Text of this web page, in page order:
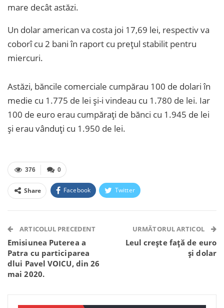
mare decât astăzi.
Un dolar american va costa joi 17,69 lei, respectiv va
coborî cu 2 bani în raport cu prețul stabilit pentru
miercuri.
Astăzi, băncile comerciale cumpărau 100 de dolari în
medie cu 1.775 de lei și-i vindeau cu 1.780 de lei. Iar
100 de euro erau cumpărați de bănci cu 1.945 de lei
și erau vânduți cu 1.950 de lei.
0
376
Share Facebook Twitter
Telegram WhatsApp Viber
ARTICOLUL PRECEDENT
Emisiunea Puterea a
Patra cu participarea
dlui Pavel VOICU, din 26
mai 2020.
URMĂTORUL ARTICOL
Leul crește față de euro
și dolar